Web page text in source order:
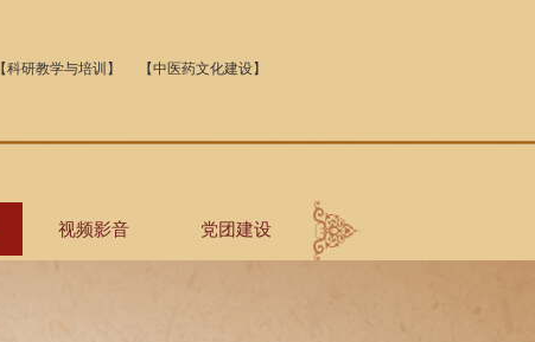
【科研教学与培训】 【中医药文化建设】
视频影音 党团建设